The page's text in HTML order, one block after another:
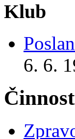
Klub
6. 6.